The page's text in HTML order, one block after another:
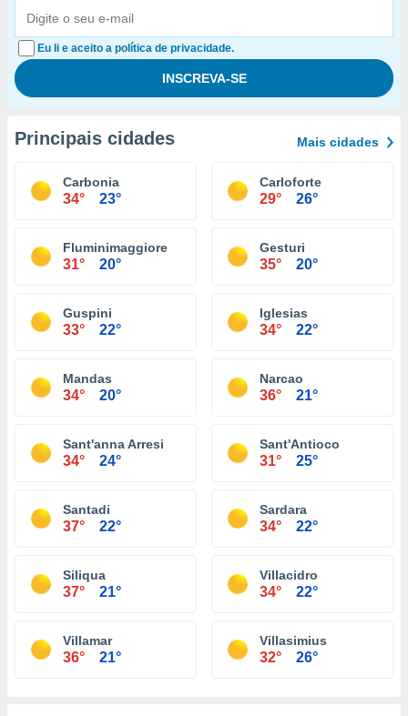
Eu li e aceito a política de privacidade.
Principais cidades Mais cidades
Carbonia
34° 23°
Carloforte
29° 26°
Fluminimaggiore
31° 20°
Gesturi
35° 20°
Guspini
33° 22°
Iglesias
34° 22°
Mandas
34° 20°
Narcao
36° 21°
Sant'anna Arresi
34° 24°
Sant'Antioco
31° 25°
Santadi
37° 22°
Sardara
34° 22°
Siliqua
37° 21°
Villacidro
34° 22°
Villamar
36° 21°
Villasimius
32° 26°